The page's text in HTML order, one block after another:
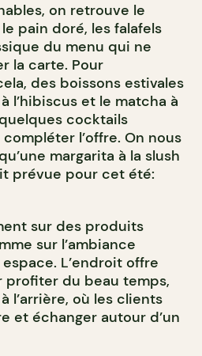
on retrouve le
pain doré, les falafels
du menu qui ne
la carte. Pour
des boissons estivales
l’hibiscus et le matcha à
cocktails
l’offre. On nous
margarita à la slush
prévue pour cet été:
sur des produits
sur l’ambiance
L’endroit offre
profiter du beau temps,
l’arrière, où les clients
et échanger autour d’un